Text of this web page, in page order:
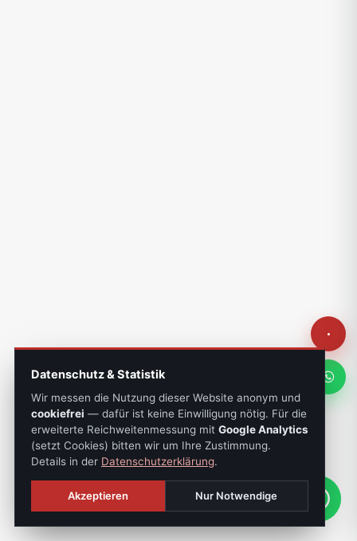
Datenschutz & Statistik
Wir messen die Nutzung dieser Website anonym und
cookiefrei — dafür ist keine Einwilligung nötig. Für die
erweiterte Reichweitenmessung mit Google Analytics
(setzt Cookies) bitten wir um Ihre Zustimmung.
Details in der Datenschutzerklärung.
Akzeptieren Nur Notwendige